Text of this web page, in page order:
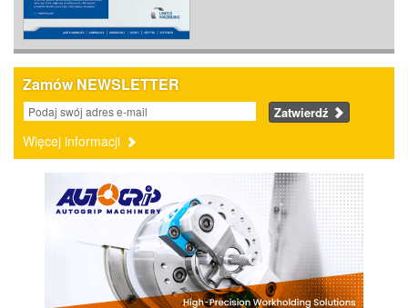
Zamów NEWSLETTER
Zatwierdź
Więcej informacji